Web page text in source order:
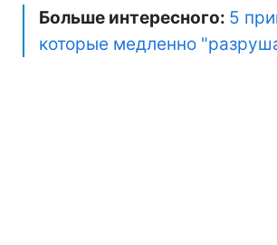
Больше интересного: 5
которые медленно